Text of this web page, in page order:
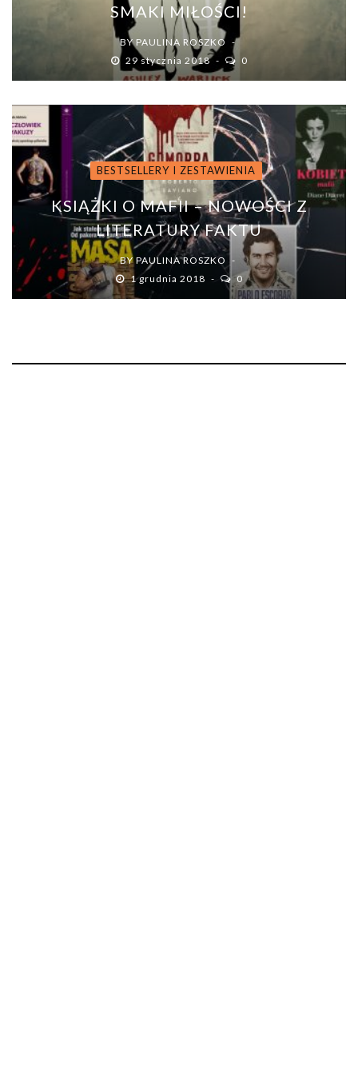
SMAKI MIŁOŚCI!
BY PAULINA ROSZKO
29 stycznia 2018
0
BESTSELLERY I ZESTAWIENIA
KSIĄŻKI O MAFII – NOWOŚCI Z
LITERATURY FAKTU
BYPAULINA ROSZKO
1 grudnia 2018
0